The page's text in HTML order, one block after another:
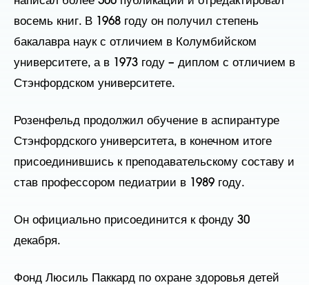
восемь книг. В 1968 году он получил степень
бакалавра наук с отличием в Колумбийском
университете, а в 1973 году – диплом с отличием в
Стэнфордском университете.
Розенфельд продолжил обучение в аспирантуре
Стэнфордского университета, в конечном итоге
присоединившись к преподавательскому составу и
став профессором педиатрии в 1989 году.
Он официально присоединится к фонду 30
декабря.
Фонд Люсиль Паккард по охране здоровья детей